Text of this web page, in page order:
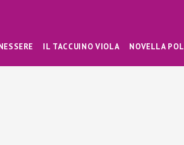
IL TACCUINO VIOLA NOVELLA